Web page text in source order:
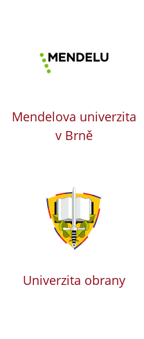
Mendelova univerzita
v Brně
Univerzita obrany